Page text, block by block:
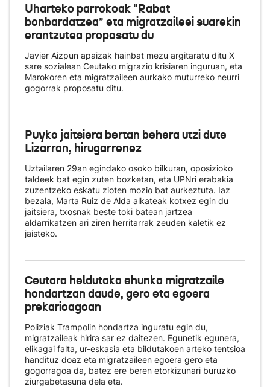
Uharteko parrokoak "Rabat
bonbardatzea" eta migratzaileei suarekin
erantzutea proposatu du
Javier Aizpun apaizak hainbat mezu argitaratu ditu X
sare sozialean Ceutako migrazio krisiaren inguruan, eta
Marokoren eta migratzaileen aurkako muturreko neurri
gogorrak proposatu ditu.
Puyko jaitsiera bertan behera utzi dute
Lizarran, hirugarrenez
Uztailaren 29an egindako osoko bilkuran, oposizioko
taldeek bat egin zuten bozketan, eta UPNri erabakia
zuzentzeko eskatu zioten mozio bat aurkeztuta. Iaz
bezala, Marta Ruiz de Alda alkateak kotxez egin du
jaitsiera, txosnak beste toki batean jartzea
aldarrikatzen ari ziren herritarrak zeuden kaletik ez
jaisteko.
Ceutara heldutako ehunka migratzaile
hondartzan daude, gero eta egoera
prekarioagoan
Poliziak Trampolin hondartza inguratu egin du,
migratzaileak hirira sar ez daitezen. Egunetik egunera,
elikagai falta, ur-eskasia eta bildutakoen arteko tentsioa
handituz doaz eta migratzaileen egoera gero eta
gogorragoa da, batez ere beren etorkizunari buruzko
ziurgabetasuna dela eta.